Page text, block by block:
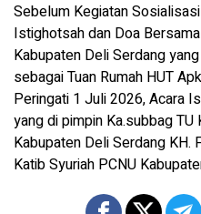
Sebelum Kegiatan
Istighotsah dan Doa
Kabupaten Deli Serdang
sebagai Tuan Rumah HUT
Peringati 1 Juli 2026, Acara
yang di pimpin Ka.subbag
Kabupaten Deli Serdang KH.
Katib Syuriah PCNU